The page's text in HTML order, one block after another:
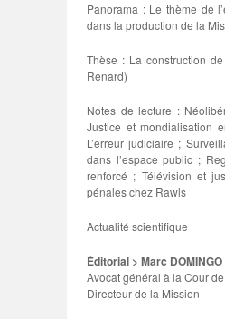
Panorama : Le thème de
dans la production de la
Thèse : La construction
Renard)
Notes de lecture :
Justice et mondialisation
L’erreur judiciaire ;
dans l’espace public ;
renforcé ; Télévision et
pénales chez Rawls
Actualité scientifique
Éditorial > Marc DOMINGO
Avocat général à la Cour
Directeur de la Mission